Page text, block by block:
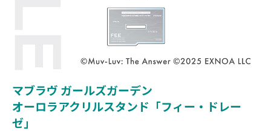
マブラヴ ガールズガーデン
オーロラアクリルスタンド「フィー・ドレー
ゼ」